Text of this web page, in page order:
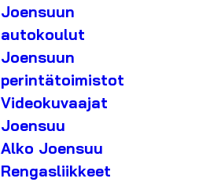
Joensuun
autokoulut
Joensuun
perintätoimistot
Videokuvaajat
Joensuu
Alko Joensuu
Rengasliikkeet